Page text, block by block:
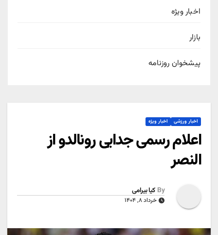
اخبار ویژه
بازار
پیشخوان روزنامه
اخبار ورزشی اخبار ویژه
اعلام رسمی جدایی رونالدو از
النصر
By کیا بیرامی
خرداد ۸, ۱۴۰۴